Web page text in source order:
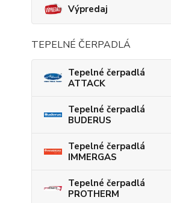
Výpredaj
TEPELNÉ ČERPADLÁ
Tepelné čerpadlá
ATTACK
Tepelné čerpadlá
BUDERUS
Tepelné čerpadlá
IMMERGAS
Tepelné čerpadlá
PROTHERM